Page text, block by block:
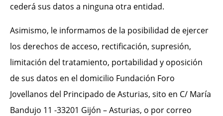
cederá sus datos a ninguna otra entidad.
Asimismo, le informamos de la posibilidad de ejercer
los derechos de acceso, rectificación, supresión,
limitación del tratamiento, portabilidad y oposición
de sus datos en el domicilio Fundación Foro
Jovellanos del Principado de Asturias, sito en C/ María
Bandujo 11 -33201 Gijón – Asturias, o por correo